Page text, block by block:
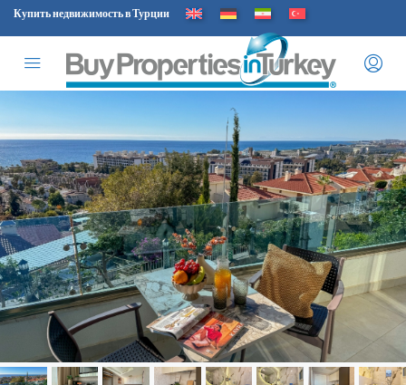
Купить недвижимость в Турции